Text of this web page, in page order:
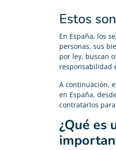
Estos
En España, los
personas, sus
por ley, buscan
responsabilidad
A continuación,
en España,
contratarlos
¿Qué es